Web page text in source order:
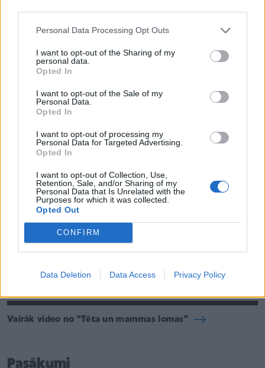
Personal Data Processing Opt Outs
I want to opt-out of the Sharing of my
personal data.
Opted In
I want to opt-out of the Sale of my
Personal Data.
Opted In
I want to opt-out of processing my
Personal Data for Targeted Advertising.
Opted In
I want to opt-out of Collection, Use,
Retention, Sale, and/or Sharing of my
Personal Data that Is Unrelated with the
Purposes for which it was collected.
Opted Out
CONFIRM
Data Deletion Data Access Privacy Policy
32:25
Bērni mūs, visus vecākus,
Noteikti! – saruna ar
psiholoģijas doktori par to,
24.05.2024
1:50
2:11 1:51
08.03.2021
Vairāk video no "Tēta un mammas lomas"
Pasākumi